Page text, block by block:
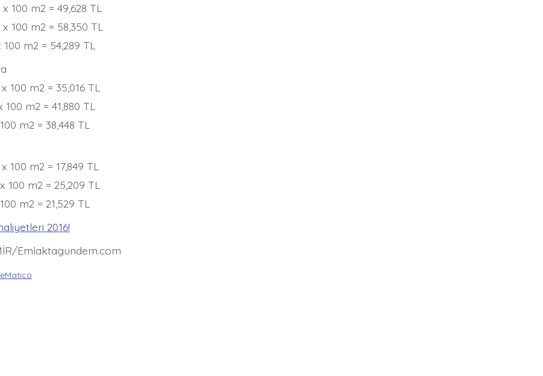
100 m2 = 49,628 TL
100 m2 = 58,350 TL
m2 = 54,289 TL
100 m2 = 35,016 TL
100 m2 = 41,880 TL
m2 = 38,448 TL
100 m2 = 17,849 TL
100 m2 = 25,209 TL
m2 = 21,529 TL
2016!
Emlaktagundem.com